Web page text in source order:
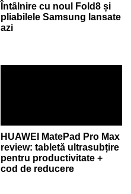
Întâlnire cu noul Fold8 și
pliabilele Samsung lansate
azi
HUAWEI MatePad Pro Max
review: tabletă ultrasubțire
pentru productivitate +
cod de reducere